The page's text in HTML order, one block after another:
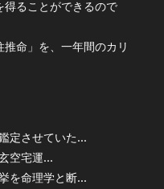
得ることができるので
命」を、一年間のカリ
定させていた...
空宅運...
を命理学と断...